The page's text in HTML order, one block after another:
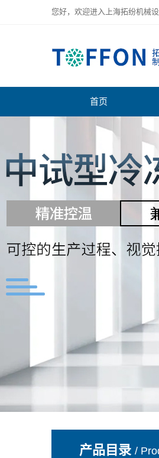
您好，欢迎进入上海拓纷机械设
上海拓纷机械设备有限公司
首页
产品目录/